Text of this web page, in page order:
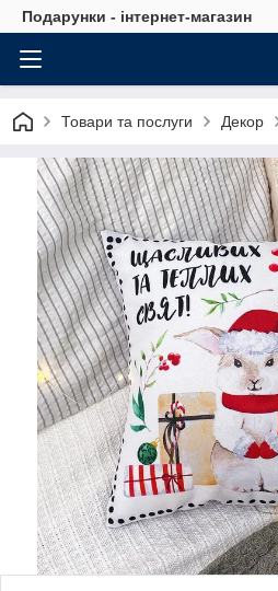
Подарунки - інтернет-магазин
Товари та послуги Декор